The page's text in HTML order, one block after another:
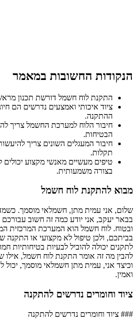
הנקודות החשובות במאמר
התקנת לוח חשמל דורשת תכנון
ציוד איכותי ואמצעים נדרשים הם
ההתקנה.
חיבור הלוח למערכת החשמל צריך
הבטיחות.
חיבור המעגלים השונים צריך
תקלות.
טיפים מעשיים מאנשי מקצוע
בצורה משמעותית.
מבוא להתקנת לוח חשמל
שלום, אני עמית מתן, חשמלאי מוסמך.
בבאר יעקב, אני יודע כמה זה חשוב עבורכם
ובטוח. לוח חשמל הוא המערכת
בביתכם, ולכן טיפול לא מקצועי או
לתקנים יכולה להוביל לבעיות בטיחותיות
להבין מה זה אומר התקנת לוח חשמל, אילו
וכיצד אני, עמית מתן חשמלאי מוסמך, יכול
ואמין.
ציוד וחומרים נדרשים להתקנה
### ציוד וחומרים נדרשים להתקנה